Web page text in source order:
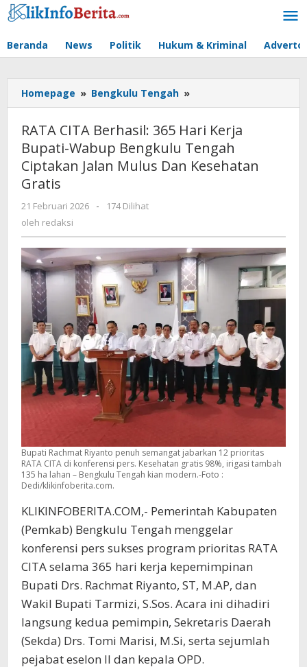
Lewati
ke
Beranda News Politik Hukum & Kriminal
Homepage » Bengkulu Tengah »
CITA
365
Hari
Kerja
Ciptakan
Jalan
Mulus
Dan
Kesehatan
Gratis
RATA CITA Berhasil: 365 Hari Kerja
Bupati-Wabup Bengkulu Tengah
Ciptakan Jalan Mulus Dan Kesehatan
Gratis
21 Februari 2026
oleh
-
174 Dilihat
oleh redaksi
Bupati Rachmat Riyanto penuh semangat jabarkan 12 prioritas
RATA CITA di konferensi pers. Kesehatan gratis 98%, irigasi tambah
135 ha lahan – Bengkulu Tengah kian modern.-Foto :
Dedi/klikinfoberita.com.
KLIKINFOBERITA.COM,- Pemerintah Kabupaten
(Pemkab) Bengkulu Tengah menggelar
konferensi pers sukses program prioritas RATA
CITA selama 365 hari kerja kepemimpinan
Bupati Drs. Rachmat Riyanto, ST, M.AP, dan
Wakil Bupati Tarmizi, S.Sos. Acara ini dihadiri
langsung kedua pemimpin, Sekretaris Daerah
(Sekda) Drs. Tomi Marisi, M.Si, serta sejumlah
pejabat eselon II dan kepala OPD.